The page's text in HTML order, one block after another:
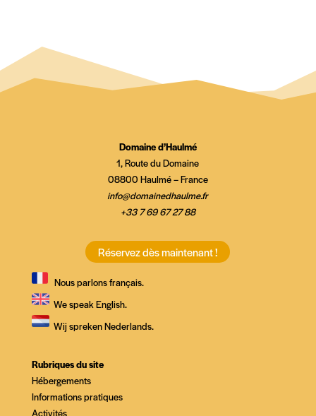
Domaine d’Haulmé
1, Route du Domaine
08800 Haulmé – France
info@domainedhaulme.fr
+33 7 69 67 27 88
Réservez dès maintenant !
Nous parlons français.
We speak English.
Wij spreken Nederlands.
Rubriques du site
Hébergements
Informations pratiques
Activités